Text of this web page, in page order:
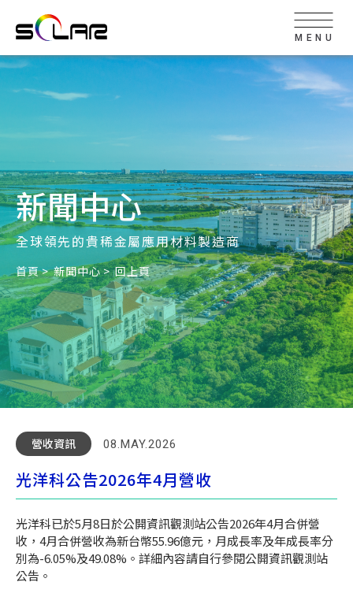
新聞中心
全球領先的貴稀金屬應用材料製造商
首頁 新聞中心 回上頁
營收資訊 08.MAY.2026
光洋科公告2026年4月營收
光洋科已於5月8日於公開資訊觀測站公告2026年4月合併營
收，4月合併營收為新台幣55.96億元，月成長率及年成長率分
別為-6.05%及49.08%。詳細內容請自行參閱公開資訊觀測站
公告。
MENU